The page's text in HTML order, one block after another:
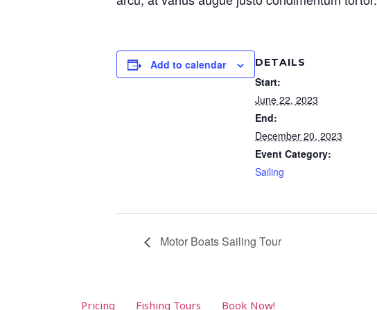
Add to calendar DETAILS
Start:
June 22, 2023
End:
December 20, 2023
Event Category:
Sailing
Motor Boats Sailing Tour
Pricing Fishing Tours Book Now!